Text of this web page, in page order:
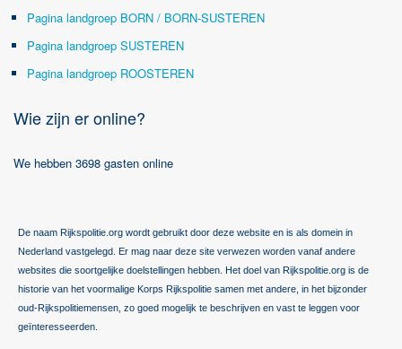
Pagina landgroep BORN / BORN-SUSTEREN
Pagina landgroep SUSTEREN
Pagina landgroep ROOSTEREN
Wie zijn er online?
We hebben 3698 gasten online
De naam Rijkspolitie.org wordt gebruikt door deze website en is als domein in
Nederland vastgelegd. Er mag naar deze site verwezen worden vanaf andere
websites die soortgelijke doelstellingen hebben. Het doel van Rijkspolitie.org is de
historie van het voormalige Korps Rijkspolitie samen met andere, in het bijzonder
oud-Rijkspolitiemensen, zo goed mogelijk te beschrijven en vast te leggen voor
geïnteresseerden.